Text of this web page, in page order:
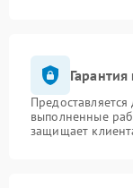
выполненные
защищает